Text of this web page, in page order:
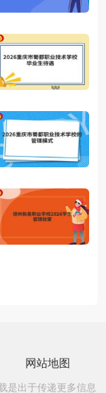
网站地图
是出于传递更多信息